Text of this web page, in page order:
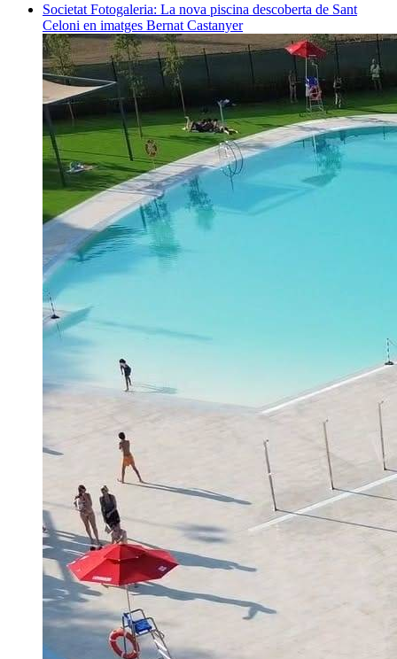
Societat Fotogaleria: La nova piscina descoberta de Sant
Celoni en imatges Bernat Castanyer